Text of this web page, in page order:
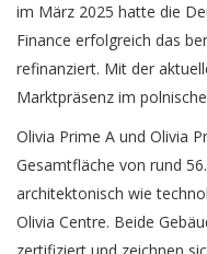
im März 2025 hatte die
Finance erfolgreich das
refinanziert. Mit der
Marktpräsenz im
Olivia Prime A und Olivia
Gesamtfläche von rund
architektonisch wie
Olivia Centre. Beide
zertifiziert und zeichnen